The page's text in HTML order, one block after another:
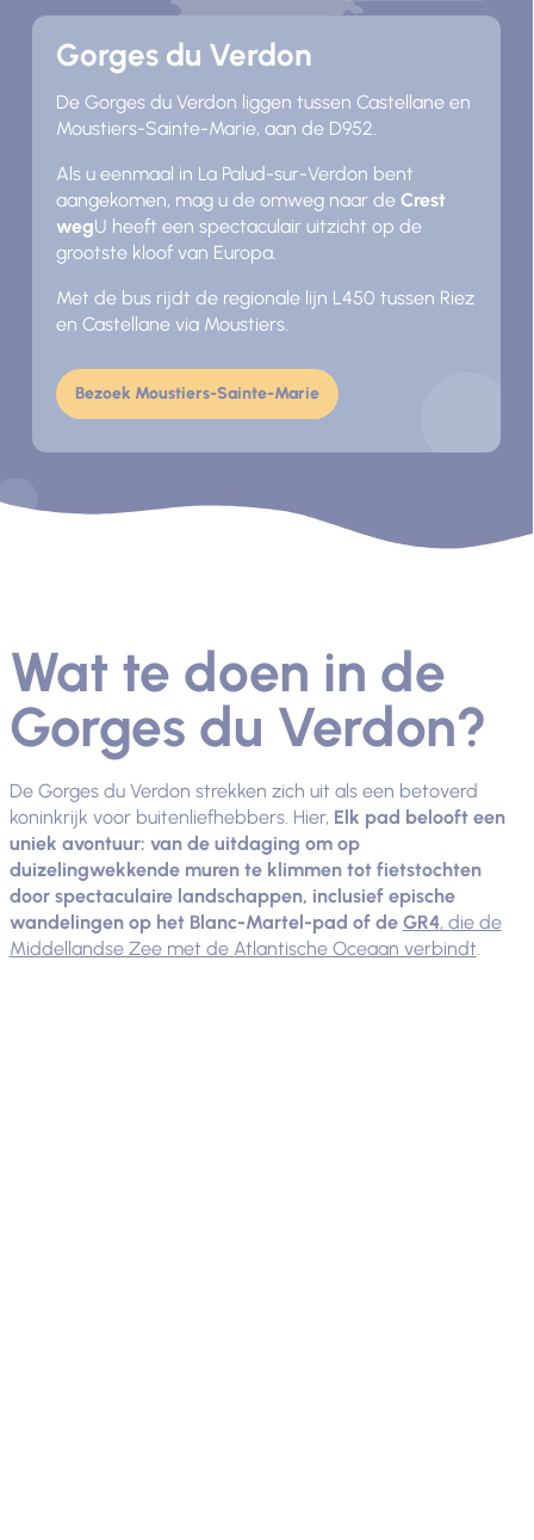
Gorges du Verdon
De Gorges du Verdon liggen tussen Castellane en
Moustiers-Sainte-Marie, aan de D952.
Als u eenmaal in La Palud-sur-Verdon bent
aangekomen, mag u de omweg naar de Crest
wegU heeft een spectaculair uitzicht op de
grootste kloof van Europa.
Met de bus rijdt de regionale lijn L450 tussen Riez
en Castellane via Moustiers.
Bezoek Moustiers-Sainte-Marie
Wat te doen in de
Gorges du Verdon?
De Gorges du Verdon strekken zich uit als een betoverd
koninkrijk voor buitenliefhebbers. Hier, Elk pad belooft een
uniek avontuur: van de uitdaging om op
duizelingwekkende muren te klimmen tot fietstochten
door spectaculaire landschappen, inclusief epische
wandelingen op het Blanc-Martel-pad of de GR4, die de
Middellandse Zee met de Atlantische Oceaan verbindt.